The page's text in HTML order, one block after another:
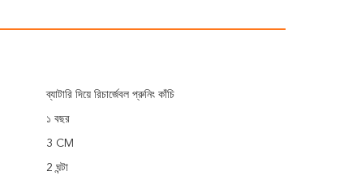
ব্যাটারি দিয়ে রিচার্জেবল প্রুনিং কাঁচি
১ বছর
3 CM
2 ঘন্টা